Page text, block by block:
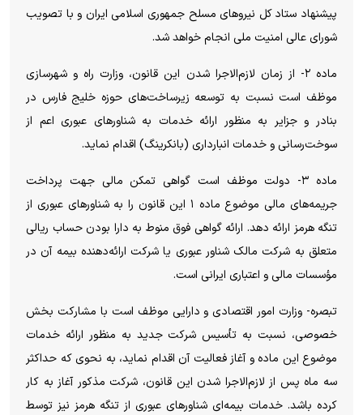
پیشنهاد ستاد کل نیروهای مسلح جمهوری اسلامی ایران و با تصویب
شورای عالی امنیت ملی انجام خواهد شد.
ماده ۲- از زمان لازم‌الاجرا شدن این قانون، وزارت راه و شهرسازی
موظف است نسبت به توسعه زیرساخت‌های حوزه خلیج فارس در
بنادر و جزایر به منظور ارائه خدمات به شناورهای عبوری اعم از
سوخت‌رسانی و خدمات انبارداری (بانکرینگ) اقدام نماید.
ماده ۳- دولت موظف است گواهی تمکن مالی جهت پرداخت
جریمه‌های مالی موضوع ماده ۱ این قانون را به شناورهای عبوری از
تنگه هرمز ارائه دهد. ارائه گواهی فوق منوط به دارا بودن حساب ریالی
متعلق به شرکت مالک شناور عبوری یا شرکت ارائه‌دهنده بیمه آن در
مؤسسات مالی و اعتباری ایرانی است.
تبصره- وزارت امور اقتصادی و دارایی موظف است با مشارکت بخش
خصوصی، نسبت به تأسیس شرکت جدید به منظور ارائه خدمات
موضوع این ماده و آغاز فعالیت آن اقدام نماید، به نحوی که حداکثر
سه ماه پس از لازم‌الاجرا شدن این قانون، شرکت مذکور آغاز به کار
کرده باشد. خدمات بیمه‌ای شناورهای عبوری از تنگه هرمز نیز توسط